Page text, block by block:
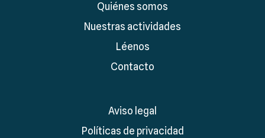
Quiénes somos
Nuestras actividades
Léenos
Contacto
Aviso legal
Políticas de privacidad